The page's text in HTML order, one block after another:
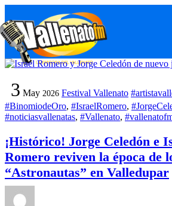
to
content
3 May 2026 Festival Vallenato
#BinomiodeOro, #IsraelRomero,
#noticiasvallenatas, #Vallenato,
¡Histórico! Jorge Celedón e
Romero reviven la época de
“Astronautas” en Valledupar